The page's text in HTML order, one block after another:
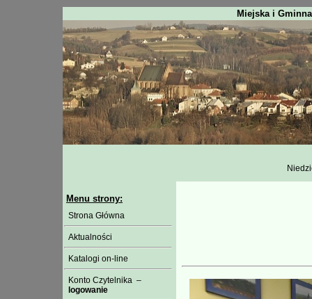
Miejska i
Menu strony:
Strona Główna
Aktualności
Katalogi on-line
Konto Czytelnika –
logowanie